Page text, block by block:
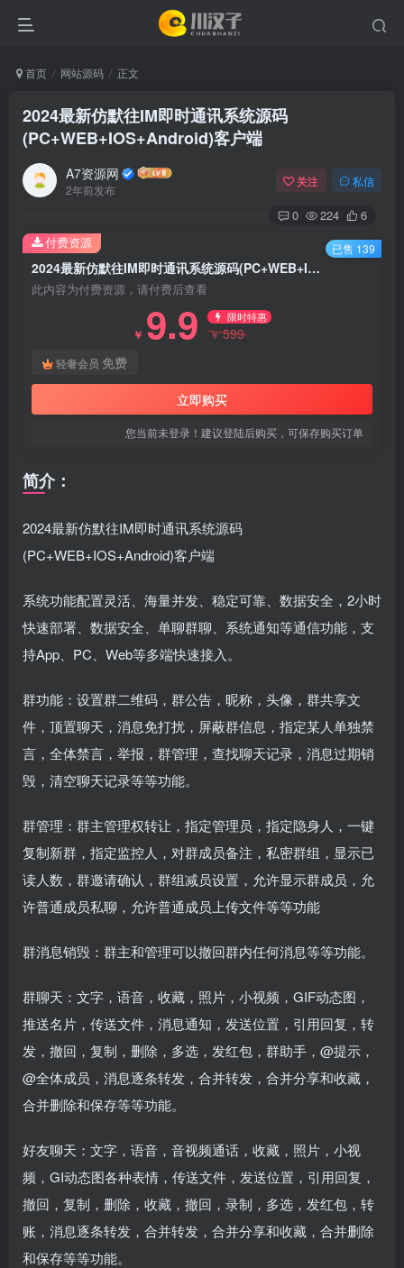
首页 网站源码 正文
2024最新仿默往IM即时通讯系统源码
(PC+WEB+IOS+Android)客户端
A7资源网
2年前发布
关注 私信
0 224 6
2024最新仿默往IM即时通讯系统源码(PC+WEB+IOS+Android)客户端
此内容为付费资源，请付费后查看
￥ 9.9 限时特惠
￥599
轻奢会员 免费
立即购买
您当前未登录！建议登陆后购买，可保存购买订单
付费资源 已售 139
简介：
2024最新仿默往IM即时通讯系统源码
(PC+WEB+IOS+Android)客户端
系统功能配置灵活、海量并发、稳定可靠、数据安全，2小时
快速部署、数据安全、单聊群聊、系统通知等通信功能，支
持App、PC、Web等多端快速接入。
群功能：设置群二维码，群公告，昵称，头像，群共享文
件，顶置聊天，消息免打扰，屏蔽群信息，指定某人单独禁
言，全体禁言，举报，群管理，查找聊天记录，消息过期销
毁，清空聊天记录等等功能。
群管理：群主管理权转让，指定管理员，指定隐身人，一键
复制新群，指定监控人，对群成员备注，私密群组，显示已
读人数，群邀请确认，群组减员设置，允许显示群成员，允
许普通成员私聊，允许普通成员上传文件等等功能
群消息销毁：群主和管理可以撤回群内任何消息等等功能。
群聊天：文字，语音，收藏，照片，小视频，GIF动态图，
推送名片，传送文件，消息通知，发送位置，引用回复，转
发，撤回，复制，删除，多选，发红包，群助手，@提示，
@全体成员，消息逐条转发，合并转发，合并分享和收藏，
合并删除和保存等等功能。
好友聊天：文字，语音，音视频通话，收藏，照片，小视
频，GI动态图各种表情，传送文件，发送位置，引用回复，
撤回，复制，删除，收藏，撤回，录制，多选，发红包，转
账，消息逐条转发，合并转发，合并分享和收藏，合并删除
和保存等等功能。